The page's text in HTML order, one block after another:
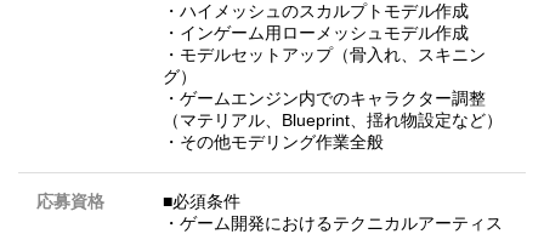
・ハイメッシュのスカルプトモデル作成
・インゲーム用ローメッシュモデル作成
・モデルセットアップ（骨入れ、スキニン
グ）
・ゲームエンジン内でのキャラクター調整
（マテリアル、Blueprint、揺れ物設定など）
・その他モデリング作業全般
応募資格
■必須条件
・ゲーム開発におけるテクニカルアーティス